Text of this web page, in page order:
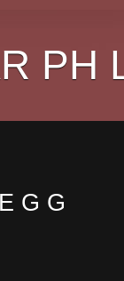
PH
G G